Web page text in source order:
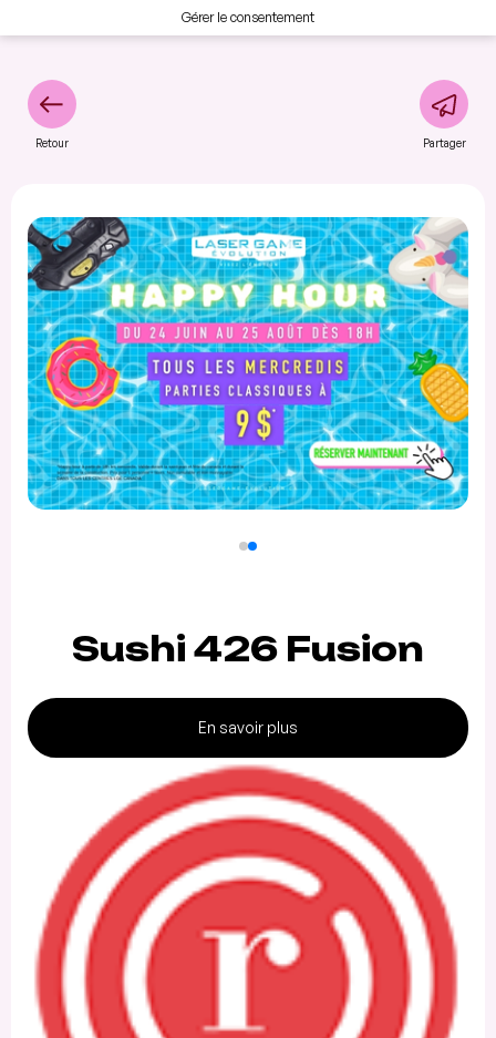
Gérer le consentement
Retour Partager
Sushi 426 Fusion
En savoir plus